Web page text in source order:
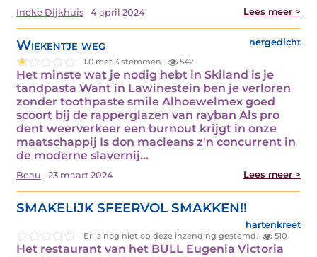
Ineke Dijkhuis 4 april 2024 Lees meer >
Wiekentje weg netgedicht
1.0 met 3 stemmen 542
Het minste wat je nodig hebt in Skiland is je
tandpasta Want in Lawinestein ben je verloren
zonder toothpaste smile Alhoewelmex goed
scoort bij de rapperglazen van rayban Als pro
dent weerverkeer een burnout krijgt in onze
maatschappij Is don macleans z'n concurrent in
de moderne slavernij…
Beau 23 maart 2024 Lees meer >
SMAKELIJK SFEERVOL SMAKKEN!!
hartenkreet
Er is nog niet op deze inzending gestemd. 510
Het restaurant van het BULL Eugenia Victoria